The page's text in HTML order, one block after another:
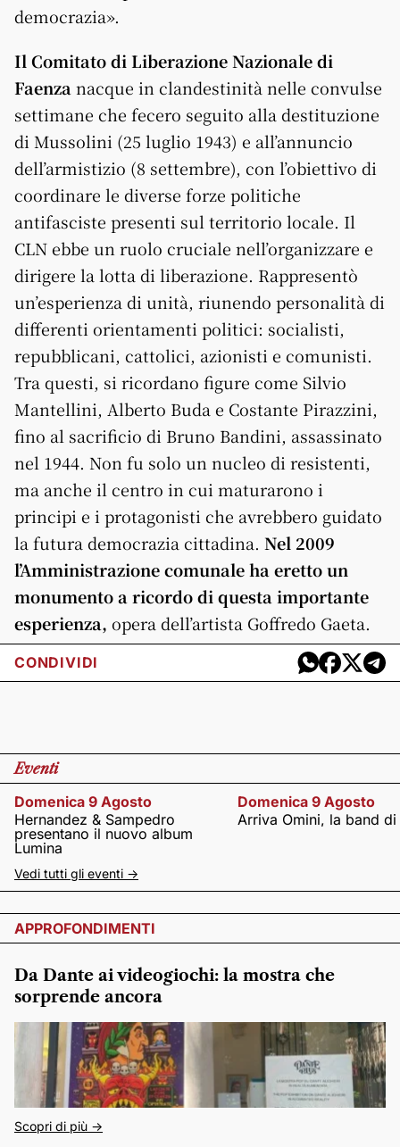
democrazia».
Il Comitato di Liberazione Nazionale di
Faenza nacque in clandestinità nelle convulse
settimane che fecero seguito alla destituzione
di Mussolini (25 luglio 1943) e all’annuncio
dell’armistizio (8 settembre), con l’obiettivo di
coordinare le diverse forze politiche
antifasciste presenti sul territorio locale. Il
CLN ebbe un ruolo cruciale nell’organizzare e
dirigere la lotta di liberazione. Rappresentò
un’esperienza di unità, riunendo personalità di
differenti orientamenti politici: socialisti,
repubblicani, cattolici, azionisti e comunisti.
Tra questi, si ricordano figure come Silvio
Mantellini, Alberto Buda e Costante Pirazzini,
fino al sacrificio di Bruno Bandini, assassinato
nel 1944. Non fu solo un nucleo di resistenti,
ma anche il centro in cui maturarono i
principi e i protagonisti che avrebbero guidato
la futura democrazia cittadina. Nel 2009
l’Amministrazione comunale ha eretto un
monumento a ricordo di questa importante
esperienza, opera dell’artista Goffredo Gaeta.
CONDIVIDI
Eventi
Domenica 9 Agosto
Hernandez & Sampedro
presentano il nuovo album
Lumina
Domenica 9 Agosto
Arriva Omini, la band
Vedi tutti gli eventi ->
APPROFONDIMENTI
Da Dante ai videogiochi: la mostra che
sorprende ancora
Scopri di più ->